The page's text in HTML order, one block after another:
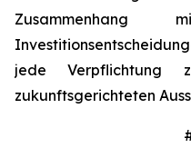
jede Verpflichtung
zukunftsgerichteten